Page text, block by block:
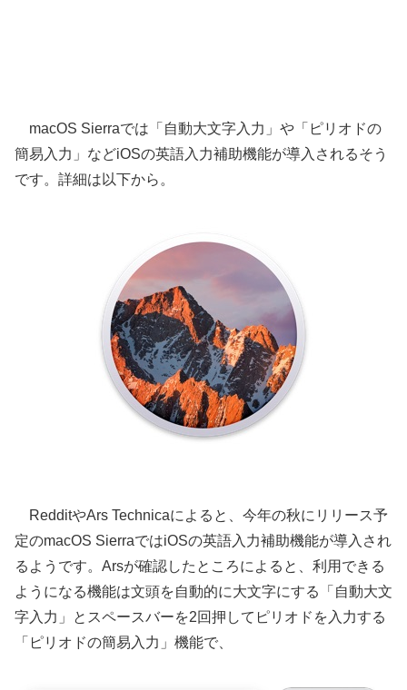
macOS Sierraでは「自動大文字入力」や「ピリオドの
簡易入力」などiOSの英語入力補助機能が導入されるそう
です。詳細は以下から。
RedditやArs Technicaによると、今年の秋にリリース予
定のmacOS SierraではiOSの英語入力補助機能が導入され
るようです。Arsが確認したところによると、利用できる
ようになる機能は文頭を自動的に大文字にする「自動大文
字入力」とスペースバーを2回押してピリオドを入力する
「ピリオドの簡易入力」機能で、